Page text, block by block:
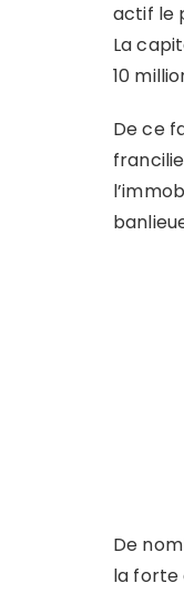
actif le
La
10
De ce
De
la forte